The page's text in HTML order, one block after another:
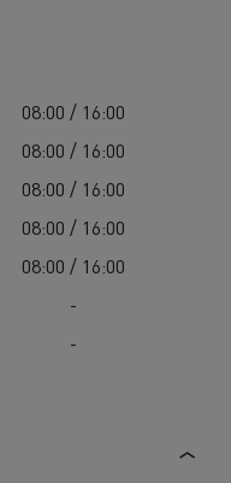
08:00 / 16:00
08:00 / 16:00
08:00 / 16:00
08:00 / 16:00
08:00 / 16:00
-
-